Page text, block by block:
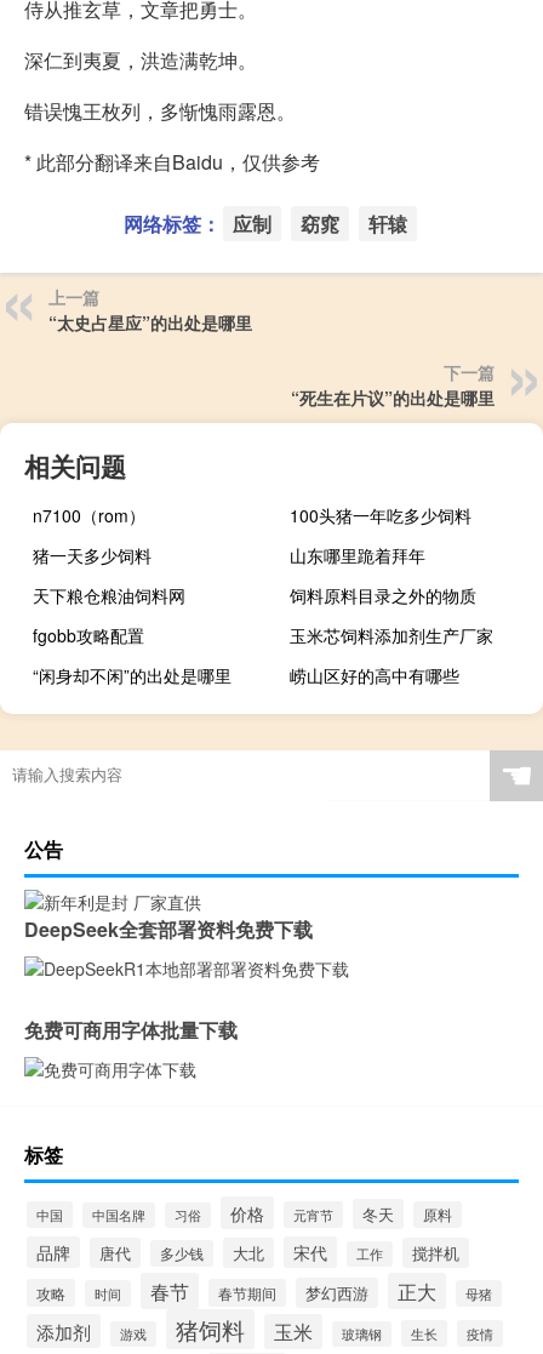
侍从推玄草，文章把勇士。
深仁到夷夏，洪造满乾坤。
错误愧王枚列，多惭愧雨露恩。
* 此部分翻译来自Baidu，仅供参考
网络标签： 应制 窈窕 轩辕
上一篇
“太史占星应”的出处是哪里
下一篇
“死生在片议”的出处是哪里
相关问题
n7100（rom）
100头猪一年吃多少饲料
猪一天多少饲料
山东哪里跪着拜年
天下粮仓粮油饲料网
饲料原料目录之外的物质
fgobb攻略配置
玉米芯饲料添加剂生产厂家
“闲身却不闲”的出处是哪里
崂山区好的高中有哪些
☚
公告
DeepSeek全套部署资料免费下载
免费可商用字体批量下载
标签
中国 中国名牌 习俗 价格 元宵节 冬天 原料
品牌 唐代 多少钱 大北 宋代 工作 搅拌机
攻略 时间 春节 春节期间 梦幻西游 正大 母猪
添加剂 游戏 猪饲料 玉米 玻璃钢 生长 疫情